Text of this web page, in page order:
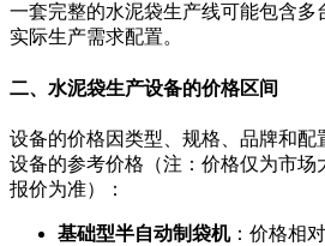
一套完整的水泥袋生产线可能包含多
实际生产需求配置。
二、水泥袋生产设备的价格区间
设备的价格因类型、规格、品牌和配
设备的参考价格（注：价格仅为市场
报价为准）：
基础型半自动制袋机：价格相